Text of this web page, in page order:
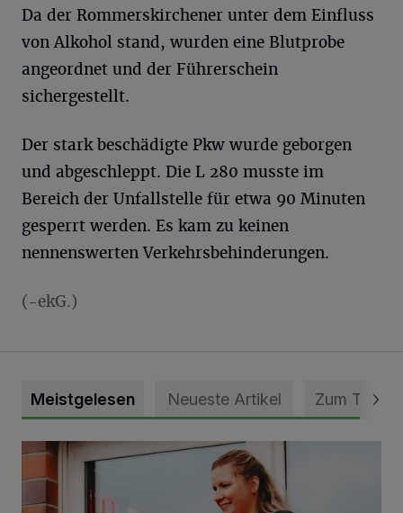
Da der Rommerskirchener unter dem Einfluss
von Alkohol stand, wurden eine Blutprobe
angeordnet und der Führerschein
sichergestellt.
Der stark beschädigte Pkw wurde geborgen
und abgeschleppt. Die L 280 musste im
Bereich der Unfallstelle für etwa 90 Minuten
gesperrt werden. Es kam zu keinen
nennenswerten Verkehrsbehinderungen.
(-ekG.)
Meistgelesen Neueste Artikel Zum Thema
DRK Grevenbroich feiert Einweihung des neuen Domizils